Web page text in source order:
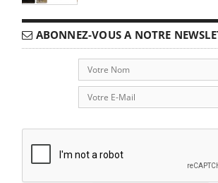
ABONNEZ-VOUS A NOTRE